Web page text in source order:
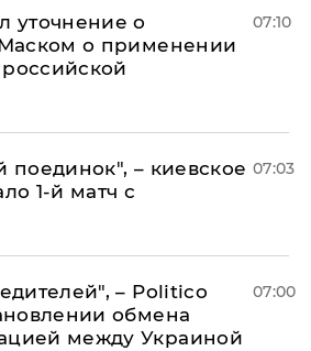
уточнение о
о применении
07:10
поединок", – киевское
1-й матч с
07:03
– Politico
обмена
между Украиной
07:00